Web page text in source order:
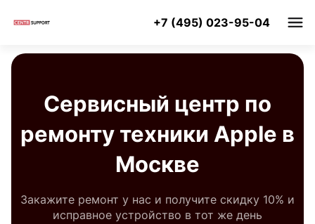
+7 (495) 023-95-04
Сервисный центр по
ремонту техники Apple в
Москве
Закажите ремонт у нас и получите скидку 10% и
исправное устройство в тот же день